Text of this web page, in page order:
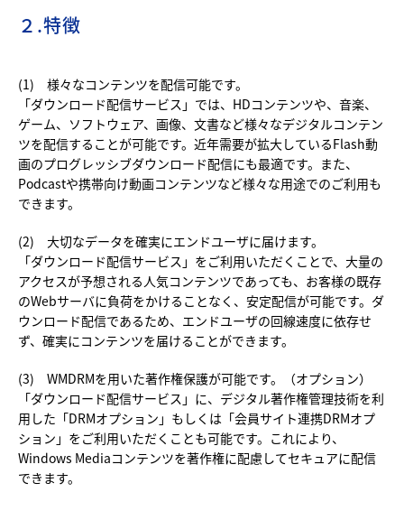
２.特徴
(1) 様々なコンテンツを配信可能です。
「ダウンロード配信サービス」では、HDコンテンツや、音楽、
ゲーム、ソフトウェア、画像、文書など様々なデジタルコンテン
ツを配信することが可能です。近年需要が拡大しているFlash動
画のプログレッシブダウンロード配信にも最適です。また、
Podcastや携帯向け動画コンテンツなど様々な用途でのご利用も
できます。
(2) 大切なデータを確実にエンドユーザに届けます。
「ダウンロード配信サービス」をご利用いただくことで、大量の
アクセスが予想される人気コンテンツであっても、お客様の既存
のWebサーバに負荷をかけることなく、安定配信が可能です。ダ
ウンロード配信であるため、エンドユーザの回線速度に依存せ
ず、確実にコンテンツを届けることができます。
(3) WMDRMを用いた著作権保護が可能です。（オプション）
「ダウンロード配信サービス」に、デジタル著作権管理技術を利
用した「DRMオプション」もしくは「会員サイト連携DRMオプ
ション」をご利用いただくことも可能です。これにより、
Windows Mediaコンテンツを著作権に配慮してセキュアに配信
できます。